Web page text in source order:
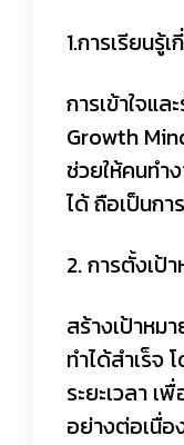
1.การเรียน
การเข้าใจแ
Growth
ช่วยให้คนทำ
ได้ ถือเป็นก
2. การตั้งเป้
สร้างเป้าหม
ทำได้สำเร็จ
ระยะเวลา
อย่างต่อเนื่อ